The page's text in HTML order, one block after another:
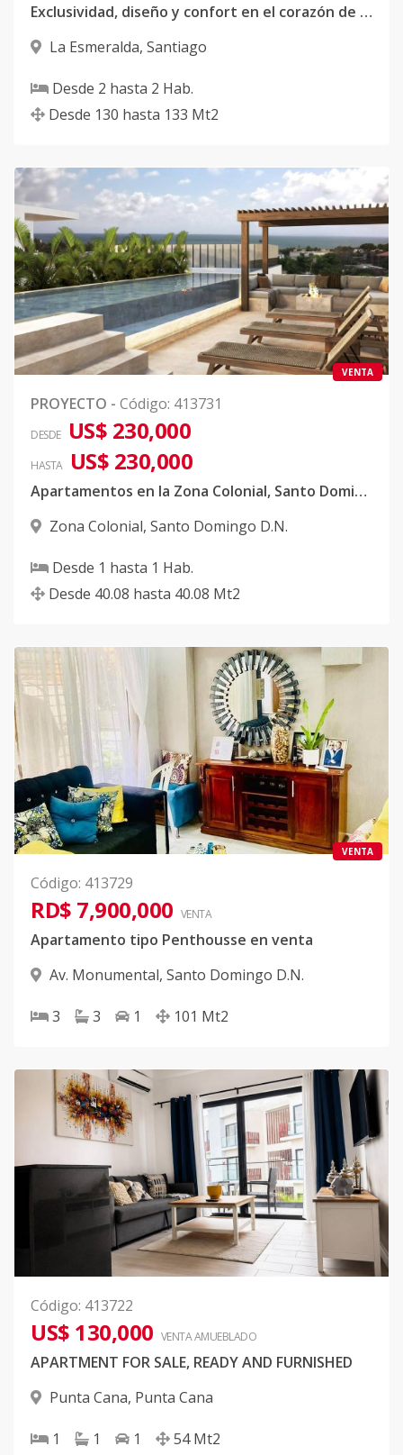
Exclusividad, diseño y confort en el corazón de La Esmeralda, Santiago.
La Esmeralda, Santiago
Desde 2 hasta 2 Hab.
Desde 130 hasta 133 Mt2
VENTA
PROYECTO - Código: 413731
DESDE US$ 230,000
HASTA US$ 230,000
Apartamentos en la Zona Colonial, Santo Domingo DN
Zona Colonial, Santo Domingo D.N.
Desde 1 hasta 1 Hab.
Desde 40.08 hasta 40.08 Mt2
VENTA
Código: 413729
RD$ 7,900,000 VENTA
Apartamento tipo Penthousse en venta
Av. Monumental, Santo Domingo D.N.
3 3 1 101 Mt2
Código: 413722
US$ 130,000 VENTA AMUEBLADO
APARTMENT FOR SALE, READY AND FURNISHED
Punta Cana, Punta Cana
1 1 1 54 Mt2